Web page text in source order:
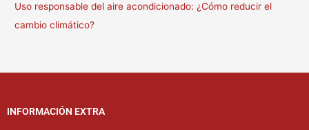
Uso responsable del aire acondicionado: ¿Cómo reducir el
cambio climático?
INFORMACIÓN EXTRA